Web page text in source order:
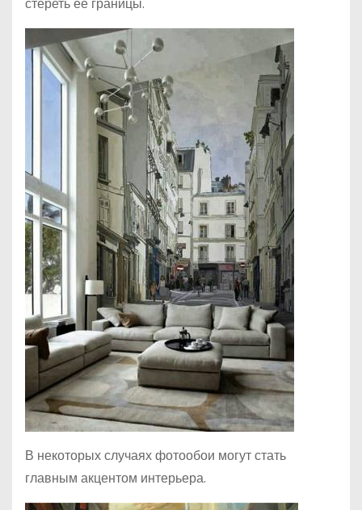
В некоторых случаях фотообои могут стать
главным акцентом интерьера.